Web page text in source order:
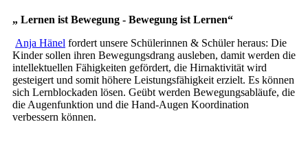
„ Lernen ist Bewegung - Bewegung ist Lernen“
Anja Hänel fordert unsere Schülerinnen & Schüler heraus: Die
Kinder sollen ihren Bewegungsdrang ausleben, damit werden die
intellektuellen Fähigkeiten gefördert, die Hirnaktivität wird
gesteigert und somit höhere Leistungsfähigkeit erzielt. Es können
sich Lernblockaden lösen. Geübt werden Bewegungsabläufe, die
die Augenfunktion und die Hand-Augen Koordination
verbessern können.